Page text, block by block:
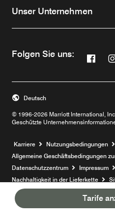
Tarife
Unser Unternehmen
Folgen Sie uns:
Opens
© 1996-2026 Marriott International,
Geschützte
Deutsch
Karriere Opens a new
Nutzungsbedingungen
Allgemeine Geschäftsbedingungen
Datenschutzzentrum
Impressum
Nachhaltigkeit in der Lieferkette